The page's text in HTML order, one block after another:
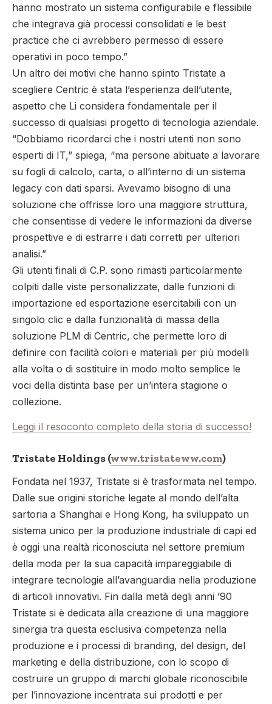
hanno mostrato un sistema configurabile e flessibile
che integrava già processi consolidati e le best
practice che ci avrebbero permesso di essere
operativi in poco tempo.”
Un altro dei motivi che hanno spinto Tristate a
scegliere Centric è stata l’esperienza dell’utente,
aspetto che Li considera fondamentale per il
successo di qualsiasi progetto di tecnologia aziendale.
“Dobbiamo ricordarci che i nostri utenti non sono
esperti di IT,” spiega, “ma persone abituate a lavorare
su fogli di calcolo, carta, o all’interno di un sistema
legacy con dati sparsi. Avevamo bisogno di una
soluzione che offrisse loro una maggiore struttura,
che consentisse di vedere le informazioni da diverse
prospettive e di estrarre i dati corretti per ulteriori
analisi.”
Gli utenti finali di C.P. sono rimasti particolarmente
colpiti dalle viste personalizzate, dalle funzioni di
importazione ed esportazione esercitabili con un
singolo clic e dalla funzionalità di massa della
soluzione PLM di Centric, che permette loro di
definire con facilità colori e materiali per più modelli
alla volta o di sostituire in modo molto semplice le
voci della distinta base per un’intera stagione o
collezione.
Leggi il resoconto completo della storia di successo!
Tristate Holdings (www.tristateww.com)
Fondata nel 1937, Tristate si è trasformata nel tempo.
Dalle sue origini storiche legate al mondo dell’alta
sartoria a Shanghai e Hong Kong, ha sviluppato un
sistema unico per la produzione industriale di capi ed
è oggi una realtà riconosciuta nel settore premium
della moda per la sua capacità impareggiabile di
integrare tecnologie all’avanguardia nella produzione
di articoli innovativi. Fin dalla metà degli anni ’90
Tristate si è dedicata alla creazione di una maggiore
sinergia tra questa esclusiva competenza nella
produzione e i processi di branding, del design, del
marketing e della distribuzione, con lo scopo di
costruire un gruppo di marchi globale riconoscibile
per l’innovazione incentrata sui prodotti e per